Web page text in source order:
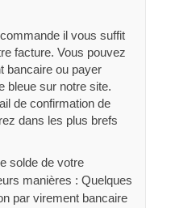
il vous suffit
facture. Vous pouvez
bancaire ou payer
bleue sur notre site.
de confirmation de
dans les plus brefs
solde de votre
manières : Quelques
par virement bancaire